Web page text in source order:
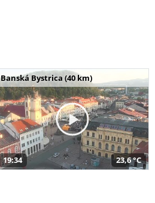
Banská Bystrica (40 km)
19:34 23,6 °C